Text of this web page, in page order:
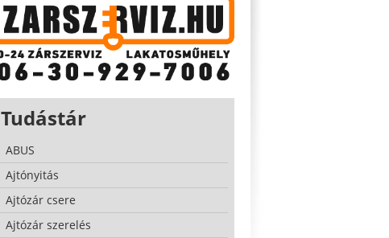
Tudástár
ABUS
Ajtónyitás
Ajtózár csere
Ajtózár szerelés